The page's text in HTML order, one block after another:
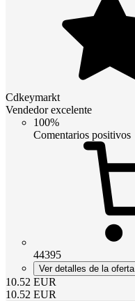
Cdkeymarkt
Vendedor excelente
100%
Comentarios positivos
44395
Ver detalles de la oferta
10.52 EUR
10.52 EUR